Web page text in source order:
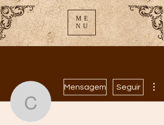
ME
NU
Mensagem Seguir